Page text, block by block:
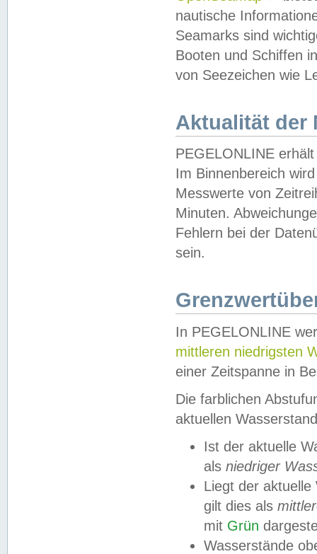
nautische
Seamarks sind
Booten und Schiffen
von Seezeichen wie
Aktualität der
PEGELONLINE
Im Binnenbereich
Messwerte von
Minuten.
Fehlern bei der
sein.
In PEGELONLINE
mittleren niedrigsten
einer Zeitspanne in
Die farblichen
aktuellen
Ist der aktuelle
als niedriger
Liegt der
gilt dies als
mit Grün
Wasserstände